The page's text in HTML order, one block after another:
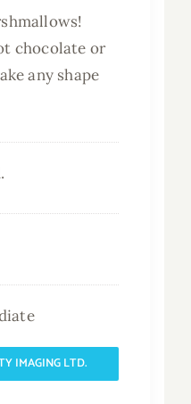
chocolate or
any shape
IMAGING LTD.